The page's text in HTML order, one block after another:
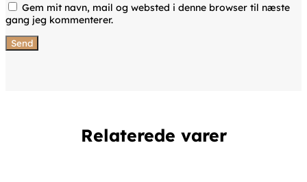
Gem mit navn, mail og websted i denne browser til næste
gang jeg kommenterer.
Relaterede varer